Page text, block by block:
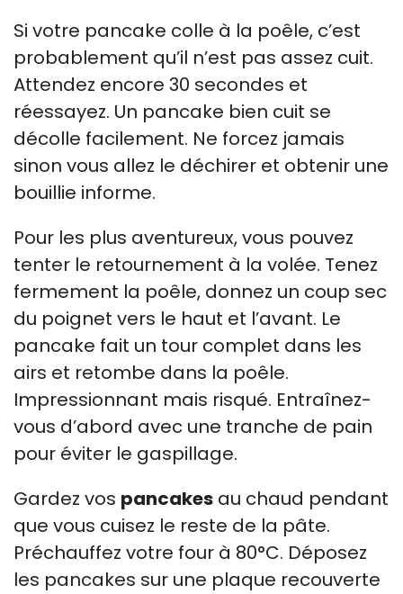
Si votre pancake colle à la poêle, c’est
probablement qu’il n’est pas assez cuit.
Attendez encore 30 secondes et
réessayez. Un pancake bien cuit se
décolle facilement. Ne forcez jamais
sinon vous allez le déchirer et obtenir une
bouillie informe.
Pour les plus aventureux, vous pouvez
tenter le retournement à la volée. Tenez
fermement la poêle, donnez un coup sec
du poignet vers le haut et l’avant. Le
pancake fait un tour complet dans les
airs et retombe dans la poêle.
Impressionnant mais risqué. Entraînez-
vous d’abord avec une tranche de pain
pour éviter le gaspillage.
Gardez vos pancakes au chaud pendant
que vous cuisez le reste de la pâte.
Préchauffez votre four à 80°C. Déposez
les pancakes sur une plaque recouverte